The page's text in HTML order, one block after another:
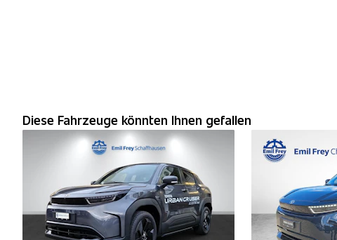
Diese Fahrzeuge könnten Ihnen gefallen